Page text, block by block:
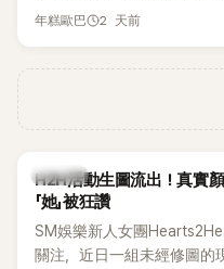
今，戀情已持續近10年，並
一句台詞卻突然被韓網翻出
年糕歐巴 2 天前
K-POP
H2H活動生圖流出！真實顏
「她」被狂讚
SM娛樂新人女團
關注，近日一組未經修圖的